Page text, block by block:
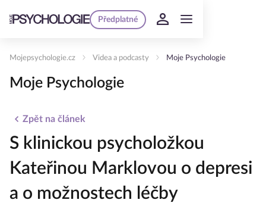
Předplatné
Mojepsychologie.cz Videa a podcasty Moje Psychologie
Moje Psychologie
Zpět na článek
S klinickou psycholožkou
Kateřinou Marklovou o depresi
a o možnostech léčby